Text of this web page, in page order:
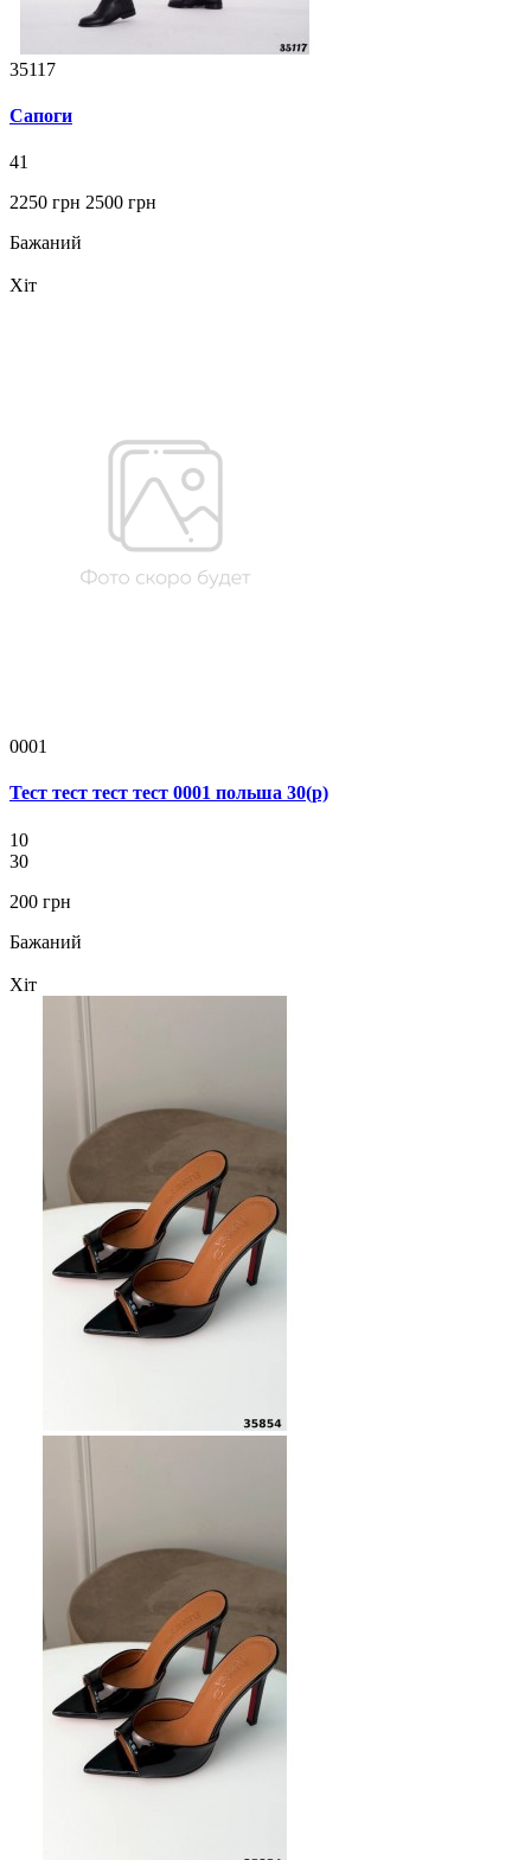
35117
Сапоги
41
2250 грн 2500 грн
Бажаний
Хіт
0001
Тест тест тест тест 0001 польша 30(р)
10
30
200 грн
Бажаний
Хіт